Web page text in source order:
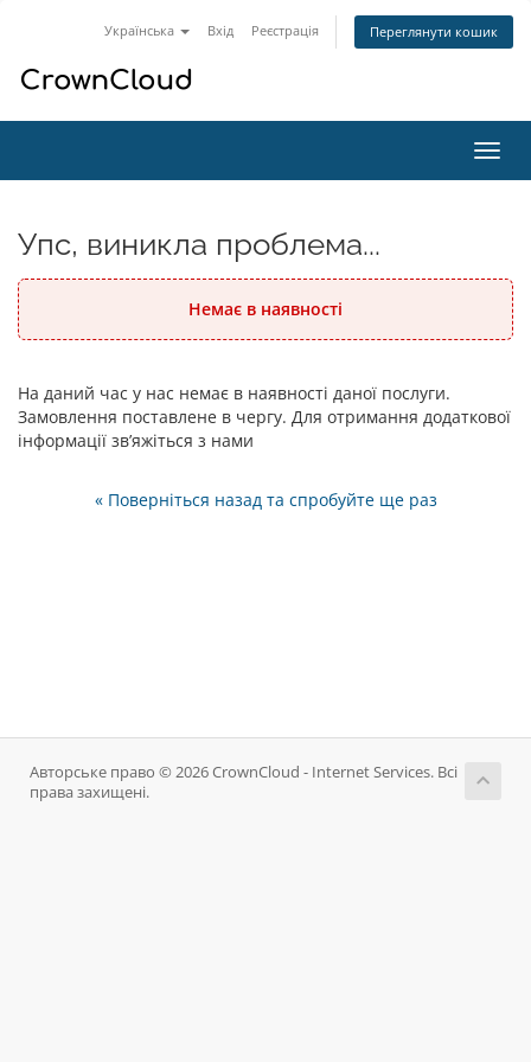
Українська Вхід Реєстрація Переглянути кошик
Упс, виникла проблема...
Немає в наявності
На даний час у нас немає в наявності даної послуги.
Замовлення поставлене в чергу. Для отримання додаткової
інформації зв’яжіться з нами
« Поверніться назад та спробуйте ще раз
Авторське право © 2026 CrownCloud - Internet Services. Всі
права захищені.